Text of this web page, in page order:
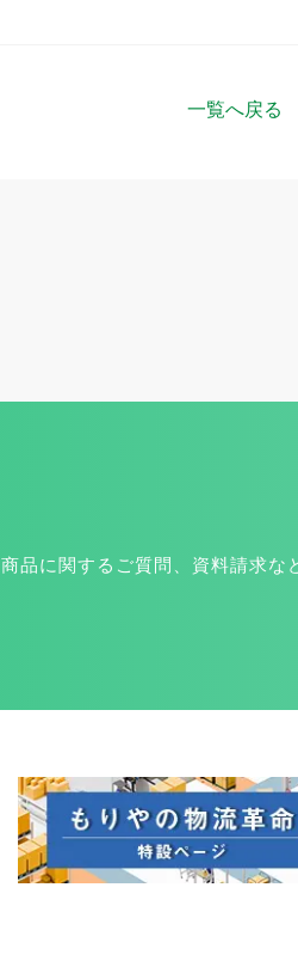
一覧へ戻る
商品に関するご質問、資料請求な